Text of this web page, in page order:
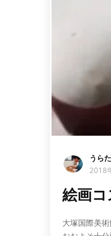
うらた
2018
絵画
大塚国際美